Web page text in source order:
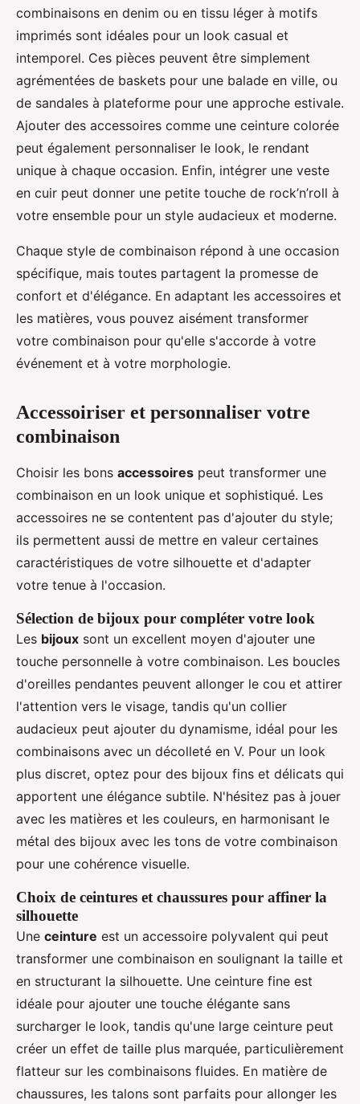
combinaisons en denim ou en tissu léger à motifs
imprimés sont idéales pour un look casual et
intemporel. Ces pièces peuvent être simplement
agrémentées de baskets pour une balade en ville, ou
de sandales à plateforme pour une approche estivale.
Ajouter des accessoires comme une ceinture colorée
peut également personnaliser le look, le rendant
unique à chaque occasion. Enfin, intégrer une veste
en cuir peut donner une petite touche de rock’n’roll à
votre ensemble pour un style audacieux et moderne.
Chaque style de combinaison répond à une occasion
spécifique, mais toutes partagent la promesse de
confort et d'élégance. En adaptant les accessoires et
les matières, vous pouvez aisément transformer
votre combinaison pour qu'elle s'accorde à votre
événement et à votre morphologie.
Accessoiriser et personnaliser votre
combinaison
Choisir les bons accessoires peut transformer une
combinaison en un look unique et sophistiqué. Les
accessoires ne se contentent pas d'ajouter du style;
ils permettent aussi de mettre en valeur certaines
caractéristiques de votre silhouette et d'adapter
votre tenue à l'occasion.
Sélection de bijoux pour compléter votre look
Les bijoux sont un excellent moyen d'ajouter une
touche personnelle à votre combinaison. Les boucles
d'oreilles pendantes peuvent allonger le cou et attirer
l'attention vers le visage, tandis qu'un collier
audacieux peut ajouter du dynamisme, idéal pour les
combinaisons avec un décolleté en V. Pour un look
plus discret, optez pour des bijoux fins et délicats qui
apportent une élégance subtile. N'hésitez pas à jouer
avec les matières et les couleurs, en harmonisant le
métal des bijoux avec les tons de votre combinaison
pour une cohérence visuelle.
Choix de ceintures et chaussures pour affiner la
silhouette
Une ceinture est un accessoire polyvalent qui peut
transformer une combinaison en soulignant la taille et
en structurant la silhouette. Une ceinture fine est
idéale pour ajouter une touche élégante sans
surcharger le look, tandis qu'une large ceinture peut
créer un effet de taille plus marquée, particulièrement
flatteur sur les combinaisons fluides. En matière de
chaussures, les talons sont parfaits pour allonger les